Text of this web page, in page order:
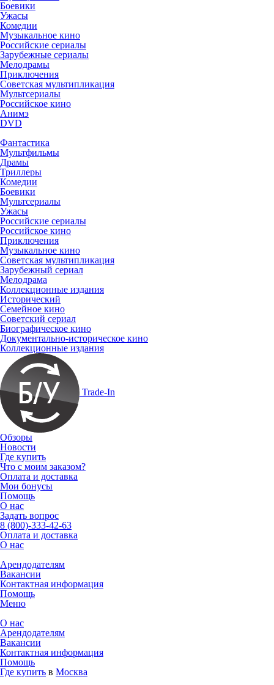
Боевики
Ужасы
Комедии
Музыкальное кино
Российские сериалы
Зарубежные сериалы
Мелодрамы
Приключения
Советская мультипликация
Мультсериалы
Российское кино
Анимэ
DVD
Фантастика
Мультфильмы
Драмы
Триллеры
Комедии
Боевики
Мультсериалы
Ужасы
Российские сериалы
Российское кино
Приключения
Музыкальное кино
Советская мультипликация
Зарубежный сериал
Мелодрама
Коллекционные издания
Исторический
Семейное кино
Советский сериал
Биографическое кино
Документально-историческое кино
Коллекционные издания
Trade-In
Обзоры
Новости
Где купить
Что с моим заказом?
Оплата и доставка
Мои бонусы
Помощь
О нас
Задать вопрос
8 (800)-333-42-63
Оплата и доставка
О нас
Арендодателям
Вакансии
Контактная информация
Помощь
Меню
О нас
Арендодателям
Вакансии
Контактная информация
Помощь
Где купить в Москва